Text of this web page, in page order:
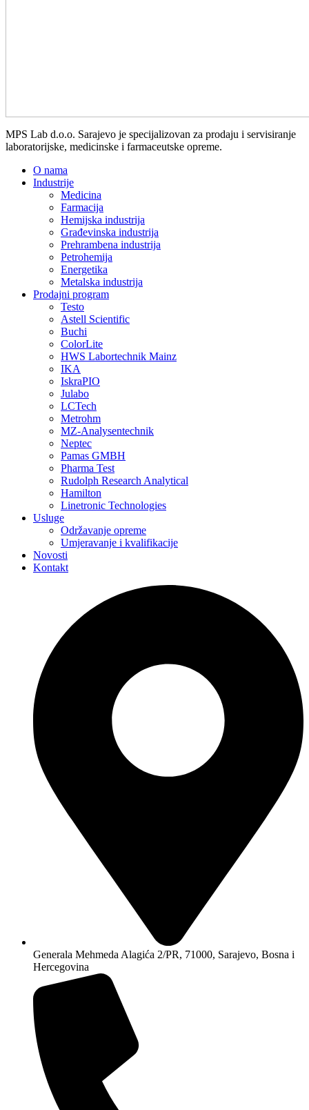
MPS Lab d.o.o. Sarajevo je specijalizovan za prodaju i servisiranje
laboratorijske, medicinske i farmaceutske opreme.
O nama
Industrije
Medicina
Farmacija
Hemijska industrija
Građevinska industrija
Prehrambena industrija
Petrohemija
Energetika
Metalska industrija
Prodajni program
Testo
Astell Scientific
Buchi
ColorLite
HWS Labortechnik Mainz
IKA
IskraPIO
Julabo
LCTech
Metrohm
MZ-Analysentechnik
Neptec
Pamas GMBH
Pharma Test
Rudolph Research Analytical
Hamilton
Linetronic Technologies
Usluge
Održavanje opreme
Umjeravanje i kvalifikacije
Novosti
Kontakt
Generala Mehmeda Alagića 2/PR, 71000, Sarajevo, Bosna i
Hercegovina